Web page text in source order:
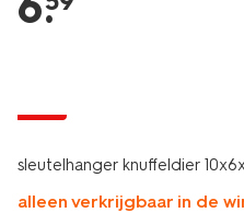
sleutelhanger knuffeldier
alleen verkrijgbaar in de